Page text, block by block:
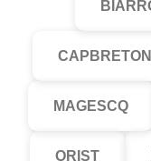
CAPBRETON
MAGESCQ
ORIST